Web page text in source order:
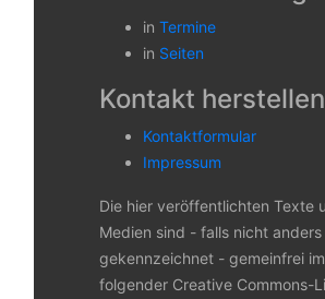
in Termine
in Seiten
Kontakt herstellen
Kontaktformular
Impressum
Die hier veröffentlichten Texte
Medien sind - falls nicht anders
gekennzeichnet - gemeinfrei
folgender Creative Commons-